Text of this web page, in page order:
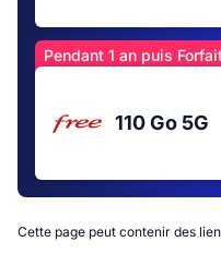
Pendant 1 an puis
110 Go 5G
Cette page peut contenir des